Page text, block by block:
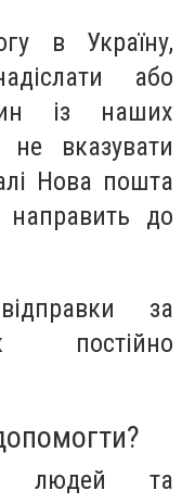
в Україну,
або
із наших
не вказувати
Нова пошта
до
за
людей та